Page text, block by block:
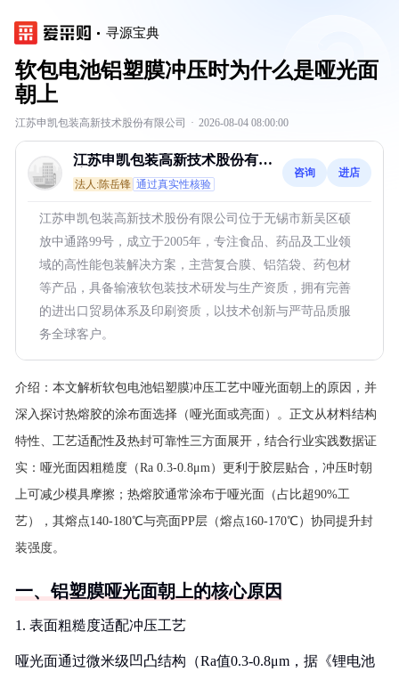
寻源宝典
软包电池铝塑膜冲压时为什么是哑光面
朝上
江苏申凯包装高新技术股份有限公司 · 2026-08-04 08:00:00
江苏申凯包装高新技术股份有限
公司
法人:陈岳锋 通过真实性核验
咨询 进店
江苏申凯包装高新技术股份有限公司位于无锡市新吴区硕
放中通路99号，成立于2005年，专注食品、药品及工业领
域的高性能包装解决方案，主营复合膜、铝箔袋、药包材
等产品，具备输液软包装技术研发与生产资质，拥有完善
的进出口贸易体系及印刷资质，以技术创新与严苛品质服
务全球客户。
介绍： 本文解析软包电池铝塑膜冲压工艺中哑光面朝上的原因，并
深入探讨热熔胶的涂布面选择（哑光面或亮面）。正文从材料结构
特性、工艺适配性及热封可靠性三方面展开，结合行业实践数据证
实：哑光面因粗糙度（Ra 0.3-0.8μm）更利于胶层贴合，冲压时朝
上可减少模具摩擦；热熔胶通常涂布于哑光面（占比超90%工
艺），其熔点140-180℃与亮面PP层（熔点160-170℃）协同提升封
装强度。
一、铝塑膜哑光面朝上的核心原因
1. 表面粗糙度适配冲压工艺
哑光面通过微米级凹凸结构（Ra值0.3-0.8μm，据《锂电池